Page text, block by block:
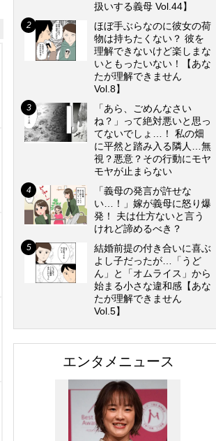
扱いする義母 Vol.44】
ほぼ手ぶらなのに彼女の荷
物は持ちたくない？ 彼を
理解できないけど楽しまな
いともったいない！【あな
たが理解できません
Vol.8】
「あら、ごめんなさい
ね？」って絶対悪いと思っ
てないでしょ…！ 私の畑
に平然と踏み入る隣人…無
視？悪意？その行動にモヤ
モヤが止まらない
「義母の発言が許せな
い…！」嫁が義母に怒り爆
発！ 夫は仕方ないと言う
けれど諦めるべき？
結婚前提の付き合いに喜ぶ
よし子だったが…「うど
ん」と「オムライス」から
始まる小さな違和感【あな
たが理解できません
Vol.5】
エンタメニュース